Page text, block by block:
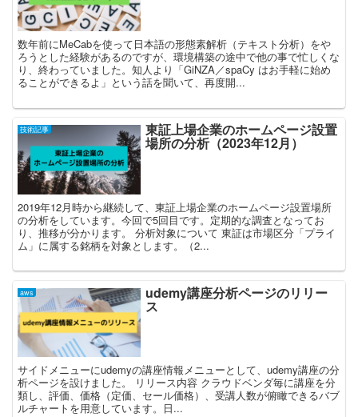
数年前にMeCabを使って日本語の形態素解析（テキスト分析）をや
ろうとした経験があるのですが、環境構築の途中で他の事で忙しくな
り、終わっていました。知人より「GiNZA／spaCy はお手軽に始め
ることができるよ」という話を聞いて、再度開...
技術記事 東証上場企業のホームページ設置
場所の分析（2023年12月）
2019年12月時から継続して、東証上場企業のホームページ設置場所
の分析をしています。今回で5回目です。定期的な調査となってお
り、推移が分かります。 分析対象について 東証は市場区分「プライ
ム」に属する銘柄を対象とします。（2...
aws udemy講座分析ページのリリー
ス
サイドメニューにudemyの講座情報メニューとして、udemy講座の分
析ページを設けました。 リリース内容 クラウドベンダ毎に講座を分
類し、評価、価格（定価、セール価格）、受講人数が俯瞰できるバブ
ルチャートを用意しています。日...